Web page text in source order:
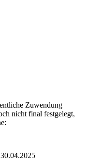
Zuwendung
nicht final festgelegt,